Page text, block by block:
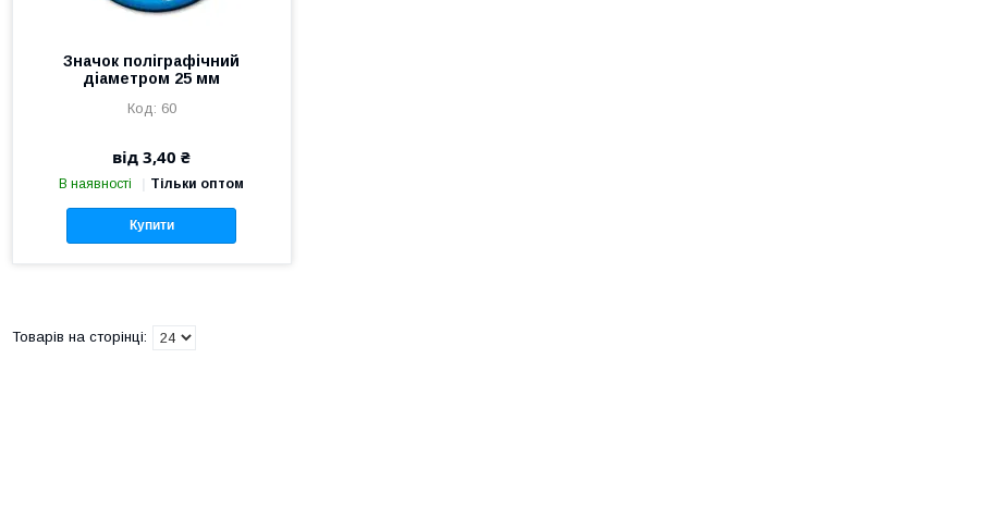
Значок поліграфічний
діаметром 25 мм
60
від 3,40 ₴
В наявності Тільки оптом
Купити